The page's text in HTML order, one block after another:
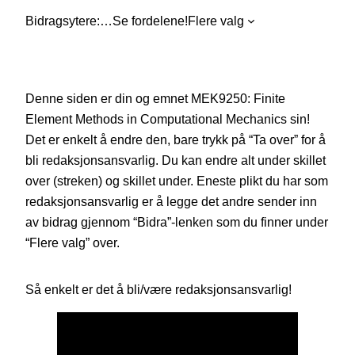
Bidragsytere: Se fordelene!Flere valg
Denne siden er din og emnet MEK9250: Finite
Element Methods in Computational Mechanics sin!
Det er enkelt å endre den, bare trykk på “Ta over” for å
bli redaksjonsansvarlig. Du kan endre alt under skillet
over (streken) og skillet under. Eneste plikt du har som
redaksjonsansvarlig er å legge det andre sender inn
av bidrag gjennom “Bidra”-lenken som du finner under
“Flere valg” over.
Så enkelt er det å bli/være redaksjonsansvarlig!